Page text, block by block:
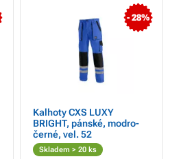
- 28%
Kalhoty CXS LUXY
BRIGHT, pánské, modro-
černé, vel. 52
Skladem > 20 ks